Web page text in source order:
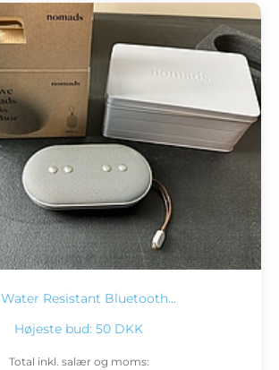
Water Resistant Bluetooth…
Højeste bud: 50 DKK
Total inkl. salær og moms: